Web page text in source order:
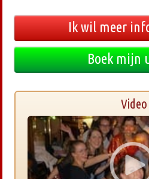
Ik wil meer
Boek mijn
Video